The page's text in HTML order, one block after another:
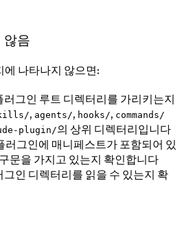
않음
나타나지 않으면:
러그인 루트 디렉터리를 가리키는지
, agents/, hooks/, commands/
plugin/의 상위 디렉터리입니다
러그인에 매니페스트가 포함되어 있
문을 가지고 있는지 확인합니다
그인 디렉터리를 읽을 수 있는지 확